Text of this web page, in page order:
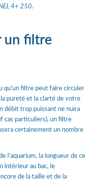
4+ 250.
un filtre
qu’un filtre peut faire circuler
pureté et la clarté de votre
débit trop puissant ne nuira
cas particuliers), un filtre
certainement un nombre
l’aquarium, la longueur de ce
intérieur au bac, le
de la taille et de la